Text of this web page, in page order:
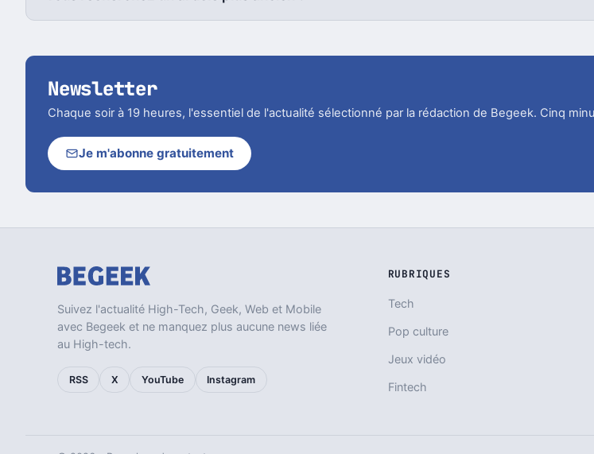
Newsletter
Chaque soir à 19 heures, l'essentiel de l'actualité sélectionné par la rédaction de Begeek. Cinq
Je m'abonne gratuitement
Suivez l'actualité High-Tech, Geek, Web et Mobile
avec Begeek et ne manquez plus aucune news liée
au High-tech.
RSS X YouTube Instagram
RUBRIQUES
Tech
Pop culture
Jeux vidéo
Fintech